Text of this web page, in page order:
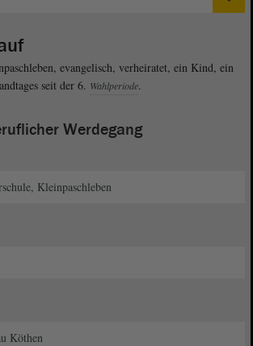
evangelisch, verheiratet, ein Kind, ein
seit der 6. Wahlperiode.
Werdegang
Kleinpaschleben
Köthen